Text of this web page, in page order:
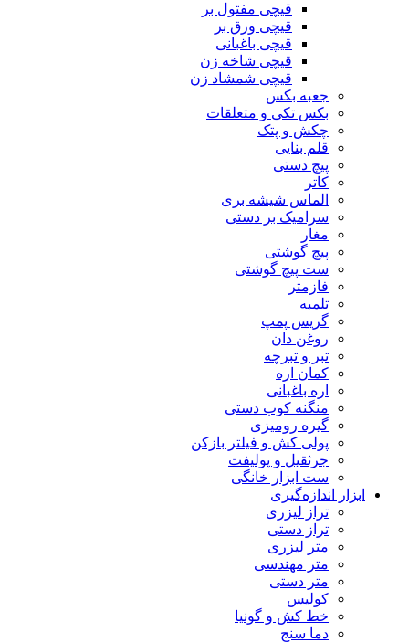
قیچی مفتول بر
قیچی ورق بر
قیچی باغبانی
قیچی شاخه زن
قیچی شمشاد زن
جعبه بکس
بکس تکی و متعلقات
چکش و پتک
قلم بنایی
پیچ دستی
کاتر
الماس شیشه بری
سرامیک بر دستی
مغار
پیچ گوشتی
ست پیچ گوشتی
فازمتر
تلمبه
گریس پمپ
روغن دان
تبر و تبرچه
کمان اره
اره باغبانی
منگنه کوب دستی
گیره رومیزی
پولی کش و فیلتر بازکن
جرثقیل و پولیفت
ست ابزار خانگی
ابزار اندازه‌گیری
تراز لیزری
تراز دستی
متر لیزری
متر مهندسی
متر دستی
کولیس
خط کش و گونیا
دما سنج